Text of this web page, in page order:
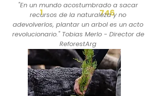
1
vivero propio
746
voluntarios
"En un mundo acostumbrado a sacar
recursos de la naturaleza y no
adevolverlos, plantar un arbol es un acto
revolucionario." Tobias Merlo - Director de
ReforestArg